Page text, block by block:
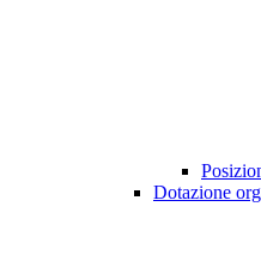
Dotazione